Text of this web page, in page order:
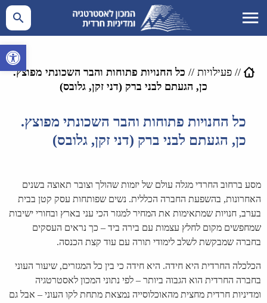
פתח
//פעילויות // כל החנויות פתוחות והבר השכונתי מפוצץ.
כן, הגעתם לבני ברק (דני זקן, גלובס)
כל החנויות פתוחות והבר השכונתי מפוצץ.
כן, הגעתם לבני ברק (דני זקן, גלובס)
מסע ברחוב החרדי מגלה עולם של יזמות שהולך וצובר תאוצה בשנים
האחרונות, בהשפעת החברה הכללית. נשים שפותחות עסק קטן בבית
בערב, חנויות שמתאימות את המחיר למגזר הכי עני בארץ ובחורי ישיבות
שמחפשים מקום לחלץ עצמות עם בירה ביד – כך נראים העסקים
בחברה שמבקשת לשלב לימודי תורה עם עוד קצת הכנסה.
הכלכלה החרדית היא חידה. היא חידה כי בין כל המגזרים, שיעור העוני
בחברה החרדית הוא הגבוה ביותר – לפי נתוני המכון לאסטרטגיה
ומדיניות חרדית מחצית מהאוכלוסייה נמצאת מתחת לקו העוני – אבל גם